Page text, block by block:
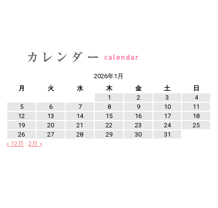
2026年1月
月
火 水 木 金 土
日
1
2 3
4
5
6 7 8 9 10
11
12
13 14 15 16 17
18
19
20 21 22 23 24
25
26
27 28 29 30
31
« 12月
2月 »